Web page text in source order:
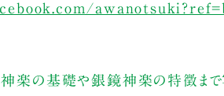
楽の基礎や銀鏡神楽の特徴まで